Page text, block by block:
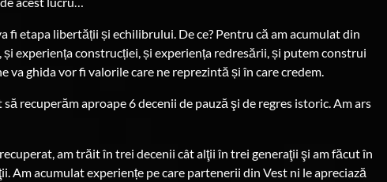
fi etapa libertății și echilibrului. De ce? Pentru că am acumulat din
experiența construcției, și experiența redresării, și putem construi
va ghida vor fi valorile care ne reprezintă și în care credem.
recuperăm aproape 6 decenii de pauză şi de regres istoric. Am ars
am trăit în trei decenii cât alţii în trei generaţii şi am făcut în
Am acumulat experiențe pe care partenerii din Vest ni le apreciază